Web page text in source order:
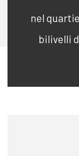
nel
bilivelli